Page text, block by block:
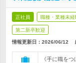
正社員 職種・業種未経
第二新卒歓迎
情報更新日：2026/06/12
《手に職を